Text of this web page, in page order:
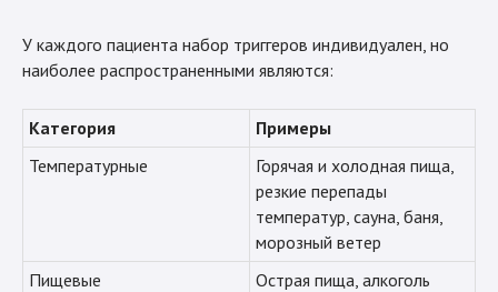
У каждого пациента набор триггеров индивидуален, но
наиболее распространенными являются:
Категория
Примеры
Температурные
Горячая и холодная пища,
резкие перепады
температур, сауна, баня,
морозный ветер
Пищевые
Острая пища, алкоголь